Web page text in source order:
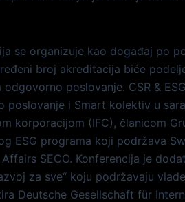
se organizuje kao događaj po
broj akreditacija biće
odgovorno poslovanje. CSR &
poslovanje i Smart kolektiv u
korporacijom (IFC), članicom
ESG programa koji podržava
SECO. Konferencija je
za sve“ koju podržavaju
Deutsche Gesellschaft für